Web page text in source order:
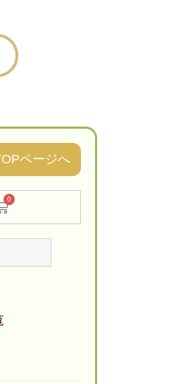
ページへ
0